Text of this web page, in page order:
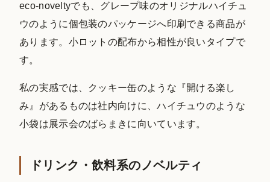
eco-noveltyでも、グレープ味のオリジナルハイチュ
ウのように個包装のパッケージへ印刷できる商品が
あります。小ロットの配布から相性が良いタイプで
す。
私の実感では、クッキー缶のような『開ける楽し
み』があるものは社内向けに、ハイチュウのような
小袋は展示会のばらまきに向いています。
ドリンク・飲料系のノベルティ